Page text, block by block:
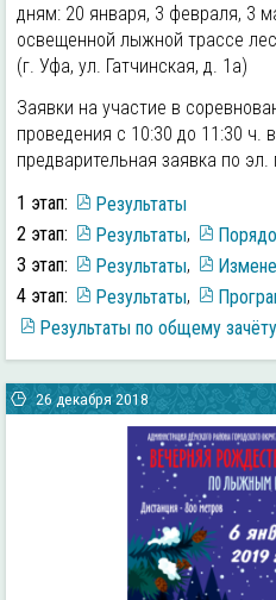
дням: 20 января, 3 февраля, 3
освещенной лыжной трассе
(г. Уфа, ул. Гатчинская, д. 1а)
Заявки на участие в
проведения с 10:30 до 11:30 ч.
предварительная заявка по эл.
1 этап:
Результаты
2 этап:
Результаты,
3 этап:
Результаты,
4 этап:
Результаты,
Результаты по общему зачёту
26 декабря 2018